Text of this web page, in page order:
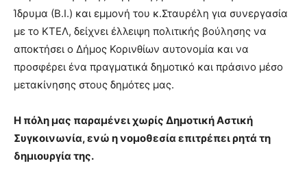
Ίδρυμα (Β.Ι.) και εμμονή του κ.Σταυρέλη για συνεργασία
με το ΚΤΕΛ, δείχνει έλλειψη πολιτικής βούλησης να
αποκτήσει ο Δήμος Κορινθίων αυτονομία και να
προσφέρει ένα πραγματικά δημοτικό και πράσινο μέσο
μετακίνησης στους δημότες μας.
Η πόλη μας παραμένει χωρίς Δημοτική Αστική
Συγκοινωνία, ενώ η νομοθεσία επιτρέπει ρητά τη
δημιουργία της.